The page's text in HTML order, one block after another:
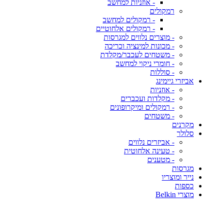
- אוזניות למחשב
רמקולים
- רמקולים למחשב
- רמקולים אלחוטיים
- מוצרים נלווים למגרסות
- מכונות למינציה וכריכה
- משטחים לעכבר/מקלדת
- חומרי ניקוי למחשב
- סוללות
אביזרי גיימינג
- אוזניות
- מקלדות ועכברים
- רמקולים ומיקרופונים
- משטחים
מקרנים
סלולר
- אביזרים נלווים
- טעינה אלחוטית
- מטענים
מגרסות
נייר ומוצריו
כספות
מוצרי Belkin